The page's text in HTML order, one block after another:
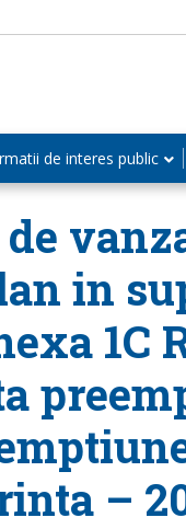
de interes public
in
1C
–